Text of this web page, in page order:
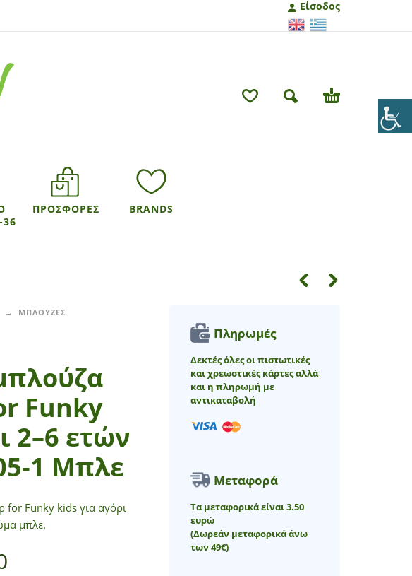
Είσοδος
36
ΠΡΟΣΦΟΡΕΣ BRANDS
ΜΠΛΟΥΖΕΣ
Funky
2–6 ετών
1 Μπλε
for Funky kids για αγόρι
μπλε.
Πληρωμές
Δεκτές όλες οι πιστωτικές
και χρεωστικές κάρτες αλλά
και η πληρωμή με
αντικαταβολή
Μεταφορά
Τα μεταφορικά είναι 3.50
ευρώ
(Δωρεάν μεταφορικά άνω
των 49€)